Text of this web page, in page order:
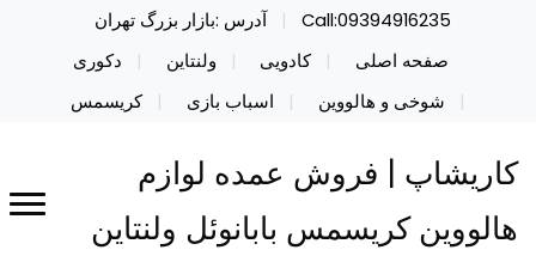
Call:09394916235
آدرس :بازار بزرگ تهران
صفحه اصلی
کادویی ولنتاین
دکوری
شوخی و هالووین
اسباب بازی کریسمس
کاریشاپ | فروش عمده لوازم
هالووین کریسمس بابانوئل ولنتاین